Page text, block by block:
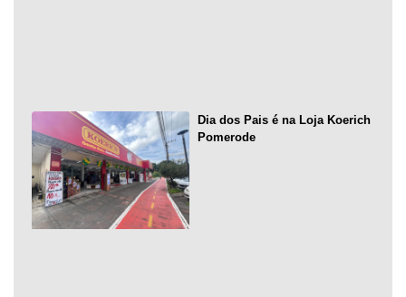
Dia dos Pais é na Loja Koerich
Pomerode